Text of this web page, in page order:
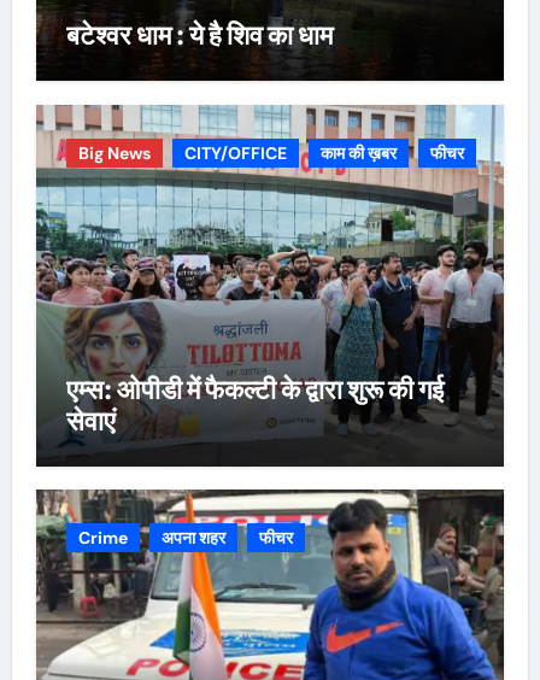
बटेश्वर धाम : ये है शिव का धाम
Big News CITY/OFFICE काम की ख़बर फीचर
एम्स: ओपीडी में फैकल्टी के द्वारा शुरू की गई
सेवाएं
Crime अपना शहर फीचर